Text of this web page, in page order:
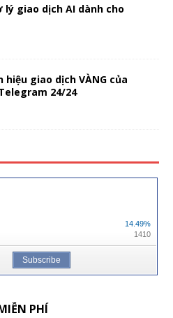
lý giao dịch AI dành cho
hiệu giao dịch VÀNG của
24/24
PHÍ